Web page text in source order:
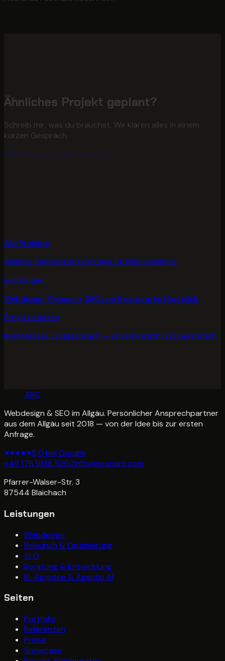
Ähnliches Projekt geplant?
Schreib mir, was du brauchst. Wir klären alles in einem
kurzen Gespräch.
Kostenloses Erstgespräch
Alle Projekte
Weitere Referenzen und Case Studies ansehen.
Leistungen
Webdesign, Relaunch, SEO und Beratung im Überblick.
Projekt starten
Kostenloses Erstgespräch — unverbindlich und persönlich.
ARC
Webdesign & SEO im Allgäu. Persönlicher Ansprechpartner
aus dem Allgäu seit 2018 — von der Idee bis zur ersten
Anfrage.
5,0 bei Google
+49 176 9138 5260info@neonarc.com
Pfarrer-Walser-Str. 3
87544 Blaichach
Leistungen
Webdesign
Relaunch & Optimierung
SEO
Beratung & Entwicklung
KI-Agenten & Agentic AI
Seiten
Portfolio
Referenzen
Preise
Showcase